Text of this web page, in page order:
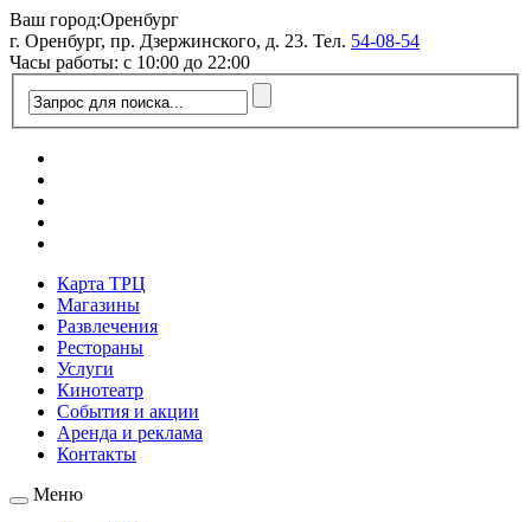
Ваш город:Оренбург
г. Оренбург, пр. Дзержинского, д. 23. Тел. 54-08-54
Часы работы: с 10:00 до 22:00
Карта ТРЦ
Магазины
Развлечения
Рестораны
Услуги
Кинотеатр
События и акции
Аренда и реклама
Контакты
Меню